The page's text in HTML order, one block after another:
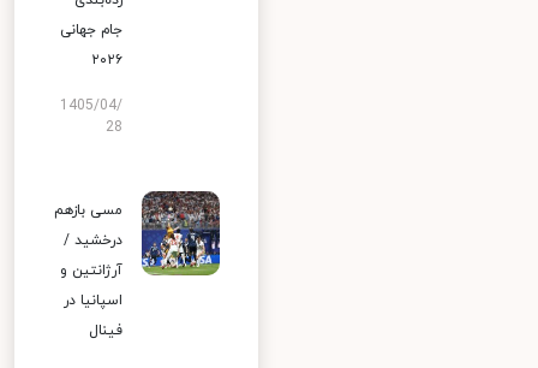
جام جهانی
۲۰۲۶
1405/04/
28
مسی بازهم
درخشید /
آرژانتین و
اسپانیا در
فینال